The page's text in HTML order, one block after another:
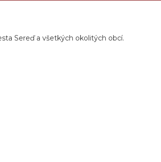
Sereď a všetkých okolitých obcí.